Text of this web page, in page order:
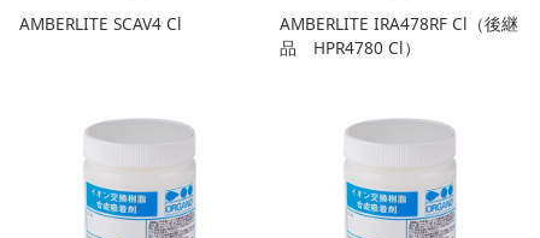
AMBERLITE SCAV4 Cl
AMBERLITE IRA478RF Cl（後継
品 HPR4780 Cl）